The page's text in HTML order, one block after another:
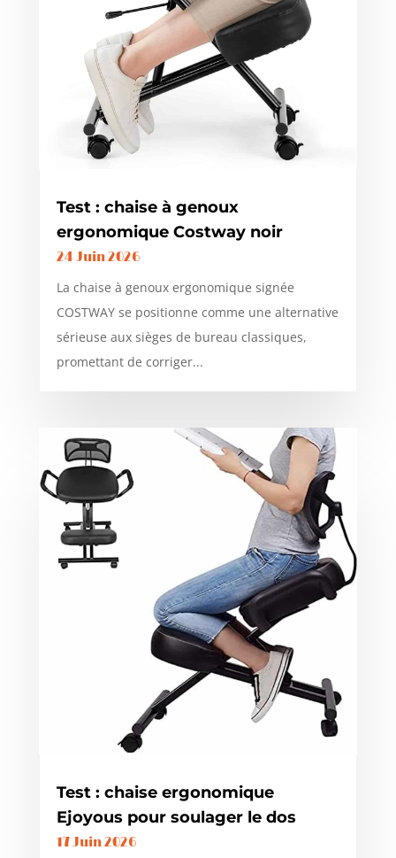
Test : chaise à genoux
ergonomique Costway noir
24 Juin 2026
La chaise à genoux ergonomique signée
COSTWAY se positionne comme une alternative
sérieuse aux sièges de bureau classiques,
promettant de corriger...
Test : chaise ergonomique
Ejoyous pour soulager le dos
17 Juin 2026